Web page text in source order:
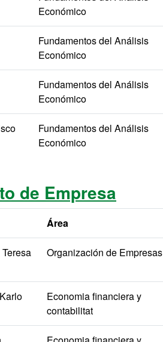
Económico
Fundamentos del Análisis
Económico
Fundamentos del Análisis
Económico
Fundamentos del Análisis
Económico
de Empresa
Área
Organización de Empresas
Economia financiera y
contabilitat